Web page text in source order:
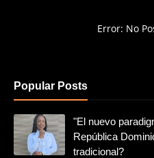
Error: No
Popular Posts
"El nuevo
República
tradicional?